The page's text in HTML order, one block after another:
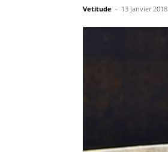
Vetitude - 13 janvier 2018